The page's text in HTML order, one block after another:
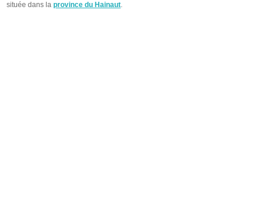
située dans la province du Hainaut.